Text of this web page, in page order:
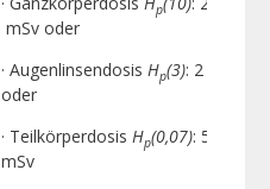
p
mSv oder
· Augenlinsendosis Hp(3): 2 mSv
oder
· Teilkörperdosis Hp(0,07): 50
mSv